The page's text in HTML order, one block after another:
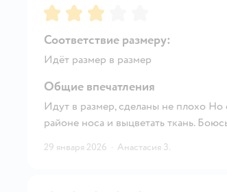
Рейтинг:3
Соответствие размеру:
Идёт размер в размер
Общие впечатления
Идут в размер, сделаны не плохо Но
районе носа и выцветать ткань.
29 января 2026 · Анастасия З.